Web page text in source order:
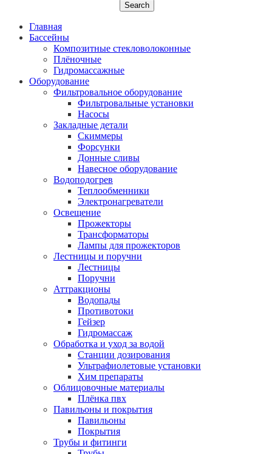
Search
Главная
Бассейны
Композитные стекловолоконные
Плёночные
Гидромассажные
Оборудование
Фильтровальное оборудование
Фильтровальные установки
Насосы
Закладные детали
Скиммеры
Форсунки
Донные сливы
Навесное оборудование
Водоподогрев
Теплообменники
Электронагреватели
Освещение
Прожекторы
Трансформаторы
Лампы для прожекторов
Лестницы и поручни
Лестницы
Поручни
Аттракционы
Водопады
Противотоки
Гейзер
Гидромассаж
Обработка и уход за водой
Станции дозирования
Ультрафиолетовые установки
Хим препараты
Облицовочные материалы
Плёнка пвх
Павильоны и покрытия
Павильоны
Покрытия
Трубы и фитинги